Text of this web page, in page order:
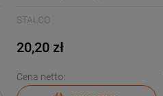
STALCO
20,20 zł
Cena netto: